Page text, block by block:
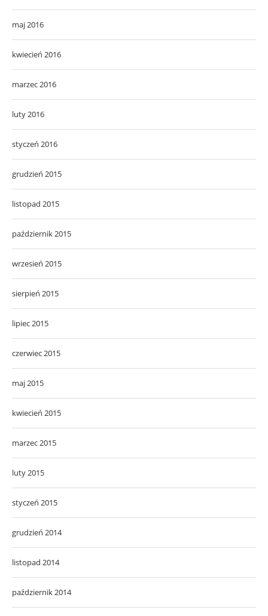
maj 2016
kwiecień 2016
marzec 2016
luty 2016
styczeń 2016
grudzień 2015
listopad 2015
październik 2015
wrzesień 2015
sierpień 2015
lipiec 2015
czerwiec 2015
maj 2015
kwiecień 2015
marzec 2015
luty 2015
styczeń 2015
grudzień 2014
listopad 2014
październik 2014